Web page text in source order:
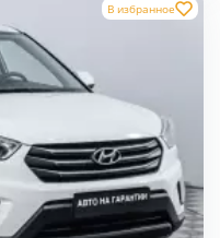
В избранное